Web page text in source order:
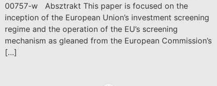
00757-w Absztrakt This paper is focused on the
inception of the European Union’s investment screening
regime and the operation of the EU’s screening
mechanism as gleaned from the European Commission’s
[…]